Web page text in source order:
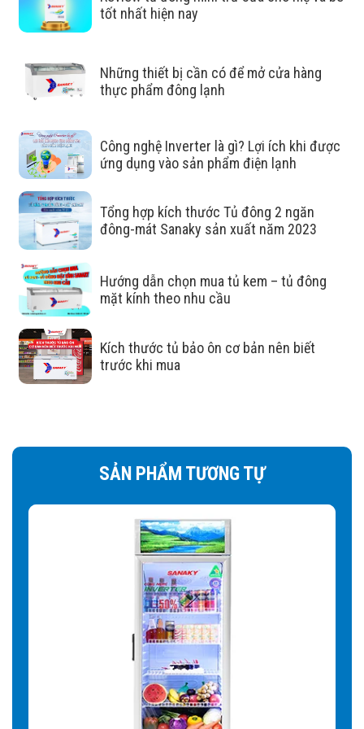
Dàn lạnh bằng đồng tiết kiệm
Dàn lạnh bằng đồng nguyên chất trong Tủ Mát Sanaky
hơn, vận hành êm ái và tiết kiệm điện .
Cửa kính với công nghệ Low-E
hiện đại phù hợp trong việc bảo
Hạn chế sự trao đổi nhiệt với bên ngoài:
E sẽ hạn chế tia hồng ngoại mang nhiệt và tia UV năng
lượng cao của ánh sáng trắng thâm nhập vào tủ.
Tăng khả năng cách nhiệt:hạn chế bức xạ giúp giảm
trao đổi nhiệt với môi trường bên ngoài xuống mức thấp
nhất. Không gian làm lạnh bên trong tủ giữ được nhiệt độ
Hạn chế đọng sương:Kính Low-E giúp hạn chế đọng
tốt nhất hiện nay
Những thiết bị cần có để mở cửa hàng
thực phẩm đông lạnh
Công nghệ Inverter là gì? Lợi ích khi được
ứng dụng vào sản phẩm điện lạnh
Tổng hợp kích thước Tủ đông 2 ngăn
đông-mát Sanaky sản xuất năm 2023
Hướng dẫn chọn mua tủ kem – tủ đông
mặt kính theo nhu cầu
Kích thước tủ bảo ôn cơ bản nên biết
trước khi mua
SẢN PHẨM TƯƠNG TỰ